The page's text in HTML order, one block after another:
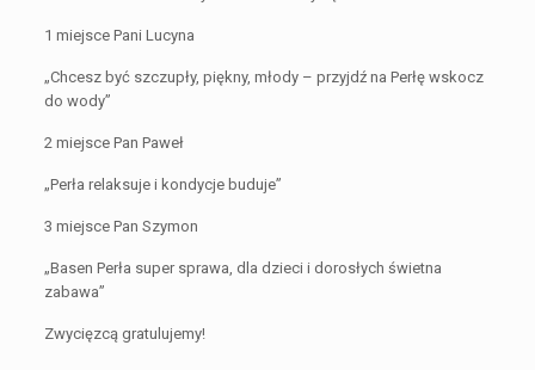
1 miejsce Pani Lucyna
„Chcesz być szczupły, piękny, młody – przyjdź na Perłę wskocz
do wody”
2 miejsce Pan Paweł
„Perła relaksuje i kondycje buduje”
3 miejsce Pan Szymon
„Basen Perła super sprawa, dla dzieci i dorosłych świetna
zabawa”
Zwycięzcą gratulujemy!